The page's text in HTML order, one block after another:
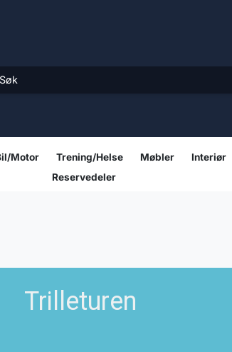
Motor Trening/Helse Møbler Interiør
Reservedeler
Trilleturen